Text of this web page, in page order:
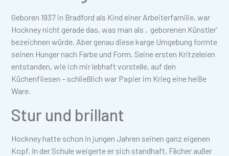
Geboren 1937 in Bradford als Kind einer Arbeiterfamilie, war
Hockney nicht gerade das, was man als ‚geborenen Künstler‘
bezeichnen würde. Aber genau diese karge Umgebung formte
seinen Hunger nach Farbe und Form. Seine ersten Kritzeleien
entstanden, wie ich mir lebhaft vorstelle, auf den
Küchenfliesen – schließlich war Papier im Krieg eine heiße
Ware.
Stur und brillant
Hockney hatte schon in jungen Jahren seinen ganz eigenen
Kopf. In der Schule weigerte er sich standhaft, Fächer außer